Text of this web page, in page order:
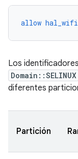
allow
Los
Domain::SELINUX
diferentes
Partición